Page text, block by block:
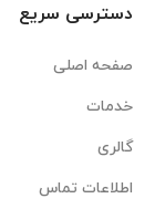
دسترسی سریع
صفحه اصلی
خدمات
گالری
اطلاعات تماس